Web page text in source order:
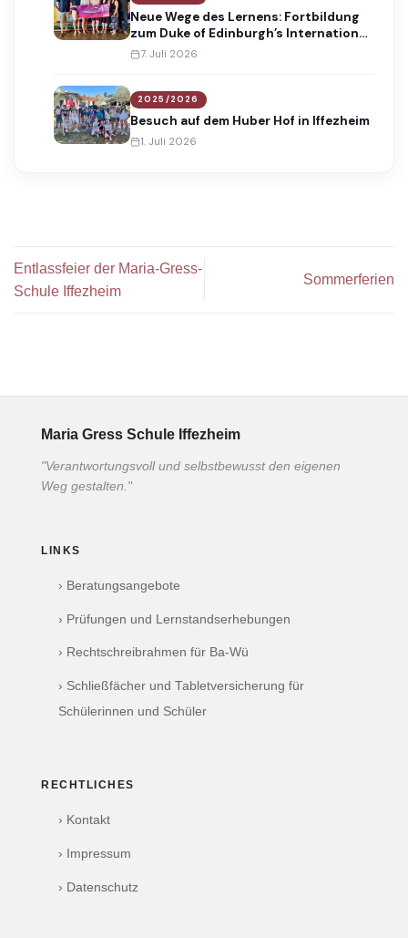
Neue Wege des Lernens: Fortbildung
zum Duke of Edinburgh’s International
Award
7. Juli 2026
2025/2026
Besuch auf dem Huber Hof in Iffezheim
1. Juli 2026
Entlassfeier der Maria-Gress-
Schule Iffezheim
Sommerferien
Maria Gress Schule Iffezheim
"Verantwortungsvoll und selbstbewusst den eigenen
Weg gestalten."
LINKS
› Beratungsangebote
› Prüfungen und Lernstandserhebungen
› Rechtschreibrahmen für Ba-Wü
› Schließfächer und Tabletversicherung für
Schülerinnen und Schüler
RECHTLICHES
› Kontakt
› Impressum
› Datenschutz